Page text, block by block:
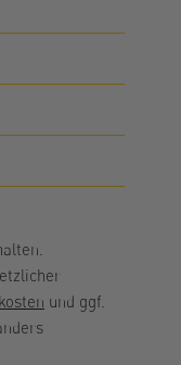
und ggf.